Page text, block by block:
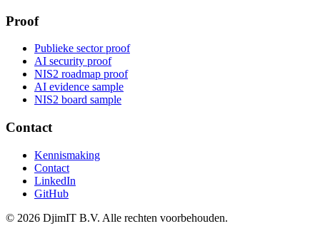
Proof
Publieke sector proof
AI security proof
NIS2 roadmap proof
AI evidence sample
NIS2 board sample
Contact
Kennismaking
Contact
LinkedIn
GitHub
© 2026 DjimIT B.V. Alle rechten voorbehouden.